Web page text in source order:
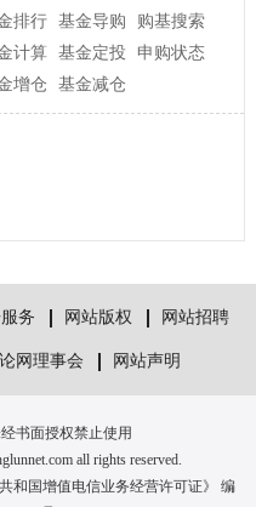
排行 基金导购
购基搜索
计算 基金定投
申购状态
增仓 基金减仓
务 网站版权 网站招聘
网理事会 网站声明
书面授权禁止使用
all rights reserved.
和国增值电信业务经营许可证》 编